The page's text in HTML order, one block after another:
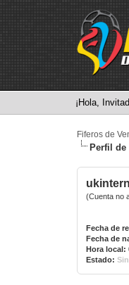
¡Hola,
Fiferos de
Perfil de
(Cuenta no
Fecha de
Fecha de
Hora local:
Estado: